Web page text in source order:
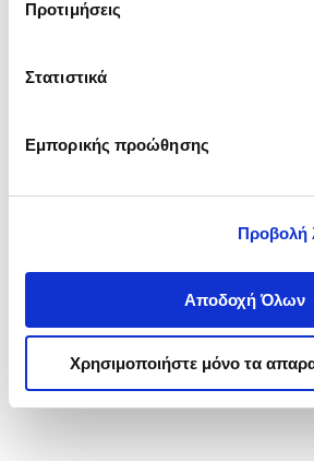
Προτιμήσεις
Στατιστικά
Εμπορικής προώθησης
Προβολή
Αποδοχή Όλων
Χρησιμοποιήστε μόνο τα